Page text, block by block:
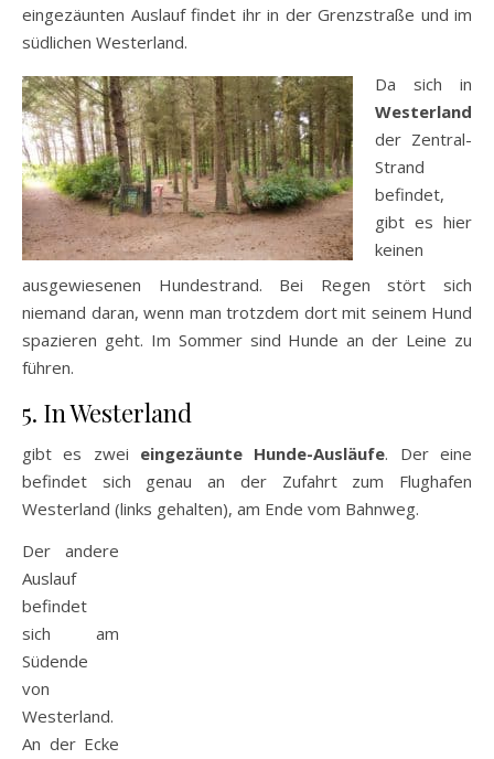
eingezäunten Auslauf findet ihr in der Grenzstraße und im
südlichen Westerland.
Da sich in
Westerland
der Zentral-
Strand
befindet,
gibt es hier
keinen
ausgewiesenen Hundestrand. Bei Regen stört sich
niemand daran, wenn man trotzdem dort mit seinem Hund
spazieren geht. Im Sommer sind Hunde an der Leine zu
führen.
5. In Westerland
gibt es zwei eingezäunte Hunde-Ausläufe. Der eine
befindet sich genau an der Zufahrt zum Flughafen
Westerland (links gehalten), am Ende vom Bahnweg.
Der andere
Auslauf
befindet
sich am
Südende
von
Westerland.
An der Ecke